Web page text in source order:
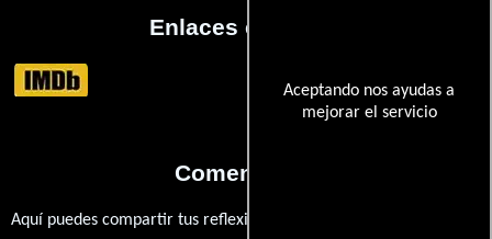
Aceptando nos ayudas a
mejorar el servicio
Enlaces externos
Comentarios
Aquí puedes compartir tus reflexiones, anécdotas y opiniones